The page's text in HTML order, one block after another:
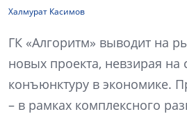
Халмурат Касимов
ГК «Алгоритм» выводит на
новых проекта, невзирая на
конъюнктуру в экономике.
– в рамках комплексного